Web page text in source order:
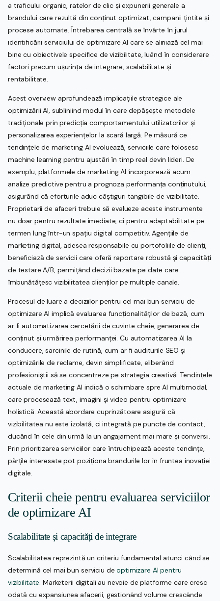
a traficului organic, ratelor de clic și expunerii generale a
brandului care rezultă din conținut optimizat, campanii țintite și
procese automate. Întrebarea centrală se învârte în jurul
identificării serviciului de optimizare AI care se aliniază cel mai
bine cu obiectivele specifice de vizibilitate, luând în considerare
factori precum ușurința de integrare, scalabilitate și
rentabilitate.
Acest overview aprofundează implicațiile strategice ale
optimizării AI, subliniind modul în care depășește metodele
tradiționale prin predicția comportamentului utilizatorilor și
personalizarea experiențelor la scară largă. Pe măsură ce
tendințele de marketing AI evoluează, serviciile care folosesc
machine learning pentru ajustări în timp real devin lideri. De
exemplu, platformele de marketing AI încorporează acum
analize predictive pentru a prognoza performanța conținutului,
asigurând că eforturile aduc câștiguri tangibile de vizibilitate.
Proprietarii de afaceri trebuie să evalueze aceste instrumente
nu doar pentru rezultate imediate, ci pentru adaptabilitate pe
termen lung într-un spațiu digital competitiv. Agențiile de
marketing digital, adesea responsabile cu portofoliile de clienți,
beneficiază de servicii care oferă raportare robustă și capacități
de testare A/B, permițând decizii bazate pe date care
îmbunătățesc vizibilitatea clienților pe multiple canale.
Procesul de luare a deciziilor pentru cel mai bun serviciu de
optimizare AI implică evaluarea funcționalităților de bază, cum
ar fi automatizarea cercetării de cuvinte cheie, generarea de
conținut și urmărirea performanței. Cu automatizarea AI la
conducere, sarcinile de rutină, cum ar fi auditurile SEO și
optimizările de reclame, devin simplificate, eliberând
profesioniștii să se concentreze pe strategia creativă. Tendințele
actuale de marketing AI indică o schimbare spre AI multimodal,
care procesează text, imagini și video pentru optimizare
holistică. Această abordare cuprinzătoare asigură că
vizibilitatea nu este izolată, ci integrată pe puncte de contact,
ducând în cele din urmă la un angajament mai mare și conversii.
Prin prioritizarea serviciilor care întruchipează aceste tendințe,
părțile interesate pot poziționa brandurile lor în fruntea inovației
digitale.
Criterii cheie pentru evaluarea serviciilor
de optimizare AI
Scalabilitate și capacități de integrare
Scalabilitatea reprezintă un criteriu fundamental atunci când se
determină cel mai bun serviciu deoptimizare AI pentru
vizibilitate. Marketerii digitali au nevoie de platforme care cresc
odată cu expansiunea afacerii, gestionând volume crescânde